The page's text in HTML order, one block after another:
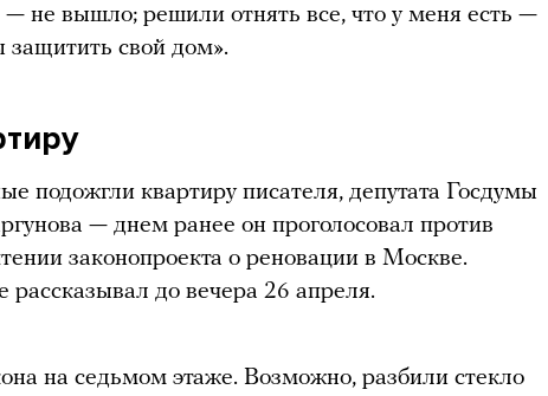
— не вышло; решили отнять все, что у меня есть —
защитить свой дом».
подожгли квартиру писателя, депутата Госдумы
— днем ранее он проголосовал против
законопроекта о реновации в Москве.
рассказывал до вечера 26 апреля.
на седьмом этаже. Возможно, разбили стекло